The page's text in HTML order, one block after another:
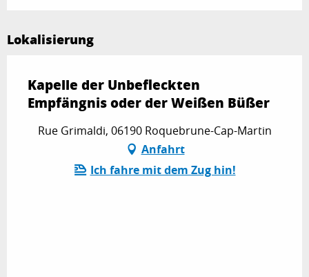
Lokalisierung
Kapelle der Unbefleckten
Empfängnis oder der Weißen Büßer
Rue Grimaldi, 06190 Roquebrune-Cap-Martin
Anfahrt
Ich fahre mit dem Zug hin!